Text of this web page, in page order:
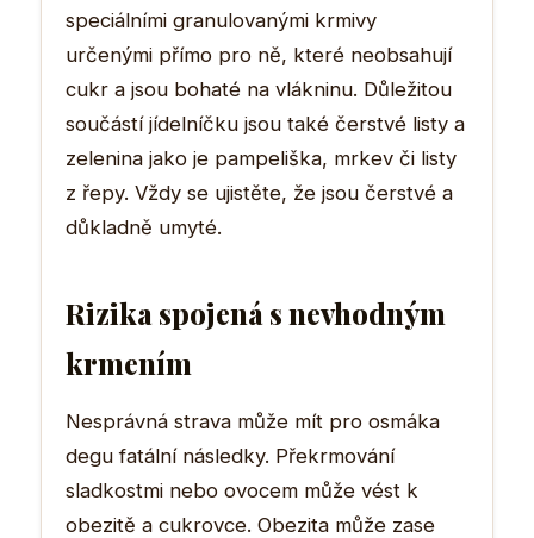
speciálními granulovanými krmivy
určenými přímo pro ně, které neobsahují
cukr a jsou bohaté na vlákninu. Důležitou
součástí jídelníčku jsou také čerstvé listy a
zelenina jako je pampeliška, mrkev či listy
z řepy. Vždy se ujistěte, že jsou čerstvé a
důkladně umyté.
Rizika spojená s nevhodným
krmením
Nesprávná strava může mít pro osmáka
degu fatální následky. Překrmování
sladkostmi nebo ovocem může vést k
obezitě a cukrovce. Obezita může zase